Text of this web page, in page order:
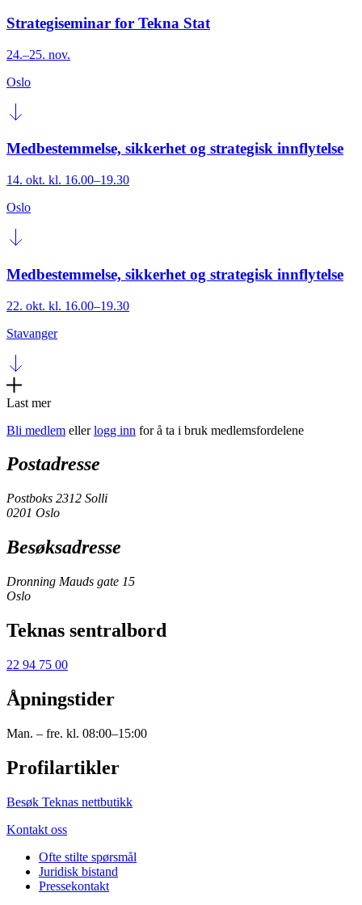
Strategiseminar for Tekna Stat
24.–25. nov.
Oslo
Medbestemmelse, sikkerhet og strategisk innflytelse
14. okt. kl. 16.00–19.30
Oslo
Medbestemmelse, sikkerhet og strategisk innflytelse
22. okt. kl. 16.00–19.30
Stavanger
Last mer
Bli medlem ellerlogg inn for å ta i bruk medlemsfordelene
Postadresse
Postboks 2312 Solli
0201 Oslo
Besøksadresse
Dronning Mauds gate 15
Oslo
Teknas sentralbord
22 94 75 00
Åpningstider
Man. – fre. kl. 08:00–15:00
Profilartikler
Besøk Teknas nettbutikk
Kontakt oss
Ofte stilte spørsmål
Juridisk bistand
Pressekontakt